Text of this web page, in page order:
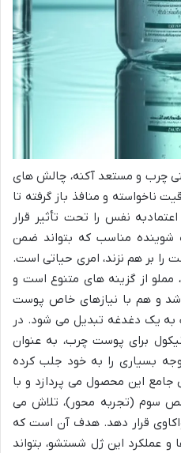
چرب و مستعد آکنه، چالش های
ناخواسته و منافذ باز گرفته تا
نفس را تحت تأثیر قرار
شوینده مناسب که بتواند ضمن
را بر هم نزند، امری حیاتی است.
مملو از گزینه های متنوع است و
و هم با نیازهای خاص پوست
به یک دغدغه تبدیل می شود. در
برای پوست چرب، به عنوان
بسیاری را به خود جلب کرده
جامع این محصول می پردازد و با
سوم (تجربه محور)، تلاش می
قرار دهد. هدف آن است که
و عملکرد این ژل شستشو، بتواند